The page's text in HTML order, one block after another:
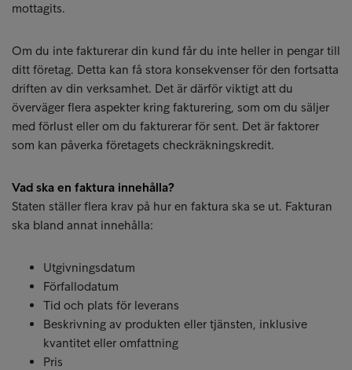
mottagits.
Om du inte fakturerar din kund får du inte heller in pengar till
ditt företag. Detta kan få stora konsekvenser för den fortsatta
driften av din verksamhet. Det är därför viktigt att du
överväger flera aspekter kring fakturering, som om du säljer
med förlust eller om du fakturerar för sent. Det är faktorer
som kan påverka företagets checkräkningskredit.
Vad ska en faktura innehålla?
Staten ställer flera krav på hur en faktura ska se ut. Fakturan
ska bland annat innehålla:
Utgivningsdatum
Förfallodatum
Tid och plats för leverans
Beskrivning av produkten eller tjänsten, inklusive
kvantitet eller omfattning
Pris